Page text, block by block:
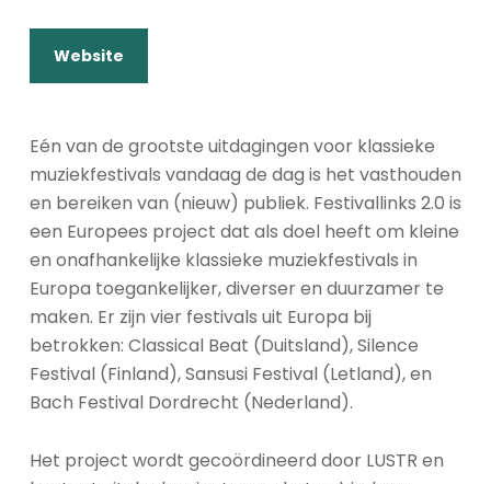
Website
Eén van de grootste uitdagingen voor klassieke
muziekfestivals vandaag de dag is het vasthouden
en bereiken van (nieuw) publiek. Festivallinks 2.0 is
een Europees project dat als doel heeft om kleine
en onafhankelijke klassieke muziekfestivals in
Europa toegankelijker, diverser en duurzamer te
maken. Er zijn vier festivals uit Europa bij
betrokken: Classical Beat (Duitsland), Silence
Festival (Finland), Sansusi Festival (Letland), en
Bach Festival Dordrecht (Nederland).
Het project wordt gecoördineerd door LUSTR en